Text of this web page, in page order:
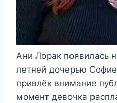
Ани Лорак появилась
летней дочерью
привлёк внимание
момент девочка